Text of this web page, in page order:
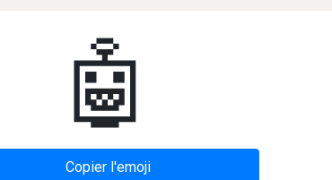
🤖
Copier l'emoji